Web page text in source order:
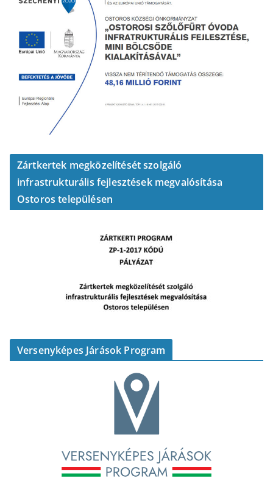
Zártkertek megközelítését szolgáló
infrastrukturális fejlesztések megvalósítása
Ostoros településen
Versenyképes Járások Program